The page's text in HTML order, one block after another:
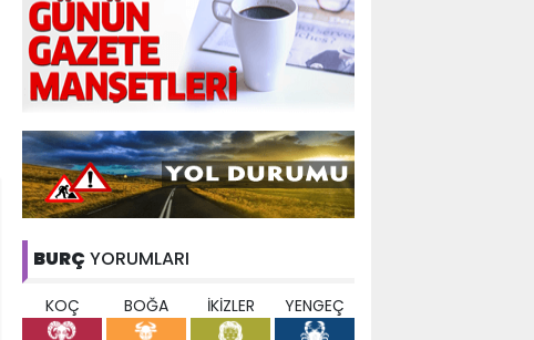
BURÇ YORUMLARI
KOÇ BOĞA İKİZLER YENGEÇ